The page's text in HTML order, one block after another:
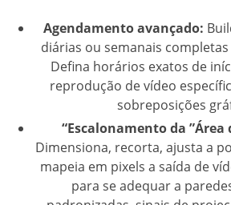
Agendamento avançado:
diárias ou semanais
Defina horários exatos de
reprodução de vídeo
sobreposições
“Escalonamento da ”Área
Dimensiona, recorta, ajusta a
mapeia em pixels a saída de
para se adequar a